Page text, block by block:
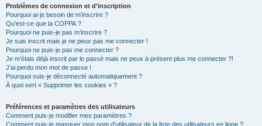
Problèmes de connexion et d’inscription
Pourquoi ai-je besoin de m’inscrire ?
Qu’est-ce que la COPPA ?
Pourquoi ne puis-je pas m’inscrire ?
Je suis inscrit mais je ne peux pas me connecter !
Pourquoi ne puis-je pas me connecter ?
Je m’étais déjà inscrit par le passé mais ne peux à présent plus me connecter ?!
J’ai perdu mon mot de passe !
Pourquoi suis-je déconnecté automatiquement ?
À quoi sert « Supprimer les cookies » ?
Préférences et paramètres des utilisateurs
Comment puis-je modifier mes paramètres ?
Comment puis-je masquer mon nom d’utilisateur de la liste des utilisateurs en ligne ?